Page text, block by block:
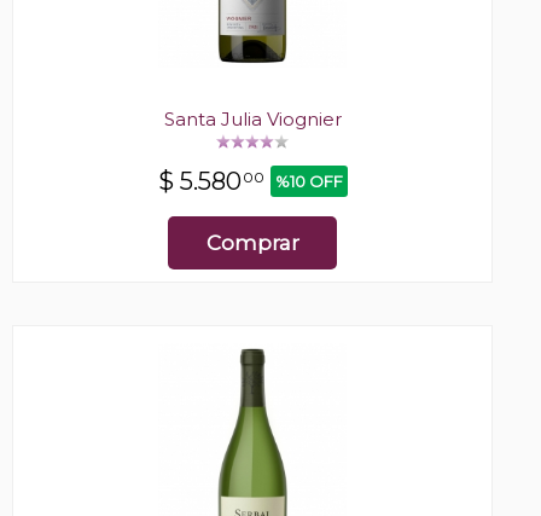
Santa Julia Viognier
$ 5.58000 %10 OFF
Comprar